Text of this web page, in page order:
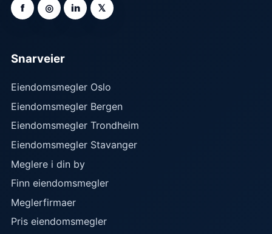
f ◎ in 𝕏
Snarveier
Eiendomsmegler Oslo
Eiendomsmegler Bergen
Eiendomsmegler Trondheim
Eiendomsmegler Stavanger
Meglere i din by
Finn eiendomsmegler
Meglerfirmaer
Pris eiendomsmegler